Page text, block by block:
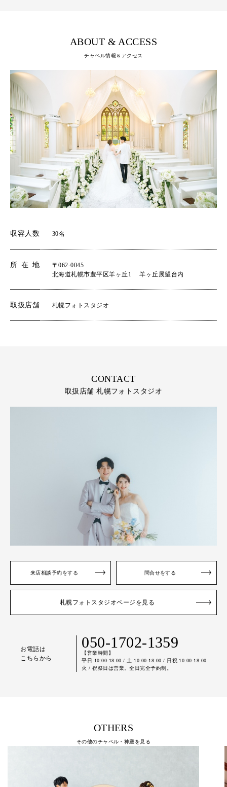
ABOUT & ACCESS
チャペル情報＆アクセス
収容人数 30名
所在地
〒062-0045
北海道札幌市豊平区羊ヶ丘1 羊ヶ丘展望台内
取扱店舗 札幌フォトスタジオ
CONTACT
取扱店舗 札幌フォトスタジオ
来店相談予約をする 問合せをする
札幌フォトスタジオページを見る
お電話は
こちらから
050-1702-1359
【営業時間】
平日 10:00-18:00 / 土 10:00-18:00 / 日祝 10:00-18:00
火 / 祝祭日は営業。全日完全予約制。
OTHERS
その他のチャペル・神殿を見る